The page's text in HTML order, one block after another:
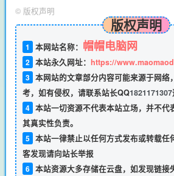
© 版权声明
版权声明
1 本网站名称： 帽帽电脑网
2 本站永久网址： https://
3 本网站的文章部分内容可能来源于网络
考，如有侵权，请联系站长QQ1821171307
4 本站一切资源不代表本站立场，并不代
其真实性负责。
5 本站一律禁止以任何方式发布或转载任
客发现请向站长举报
6 本站资源大多存储在云盘，如发现链接